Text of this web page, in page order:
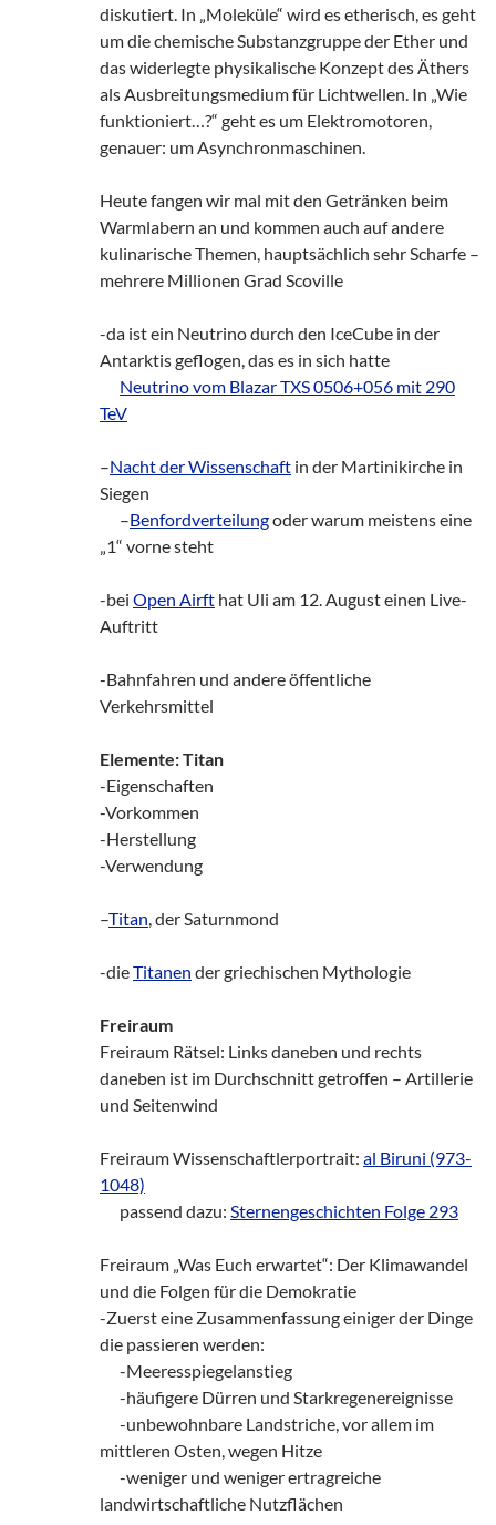
diskutiert. In „Moleküle“ wird es etherisch, es geht
um die chemische Substanzgruppe der Ether und
das widerlegte physikalische Konzept des Äthers
als Ausbreitungsmedium für Lichtwellen. In „Wie
funktioniert…?“ geht es um Elektromotoren,
genauer: um Asynchronmaschinen.
Heute fangen wir mal mit den Getränken beim
Warmlabern an und kommen auch auf andere
kulinarische Themen, hauptsächlich sehr Scharfe –
mehrere Millionen Grad Scoville
-da ist ein Neutrino durch den IceCube in der
Antarktis geflogen, das es in sich hatte
Neutrino vom Blazar TXS 0506+056 mit 290
TeV
–Nacht der Wissenschaft in der Martinikirche in
Siegen
–Benfordverteilungoder warum meistens eine
„1“ vorne steht
-bei Open Airft hat Uli am 12. August einen Live-
Auftritt
-Bahnfahren und andere öffentliche
Verkehrsmittel
Elemente: Titan
-Eigenschaften
-Vorkommen
-Herstellung
-Verwendung
–Titan, der Saturnmond
-dieTitanen der griechischen Mythologie
Freiraum
Freiraum Rätsel: Links daneben und rechts
daneben ist im Durchschnitt getroffen – Artillerie
und Seitenwind
Freiraum Wissenschaftlerportrait: al Biruni (973-
1048)
passend dazu: Sternengeschichten Folge 293
Freiraum „Was Euch erwartet“: Der Klimawandel
und die Folgen für die Demokratie
-Zuerst eine Zusammenfassung einiger der Dinge
die passieren werden:
-Meeresspiegelanstieg
-häufigere Dürren und Starkregenereignisse
-unbewohnbare Landstriche, vor allem im
mittleren Osten, wegen Hitze
-weniger und weniger ertragreiche
landwirtschaftliche Nutzflächen